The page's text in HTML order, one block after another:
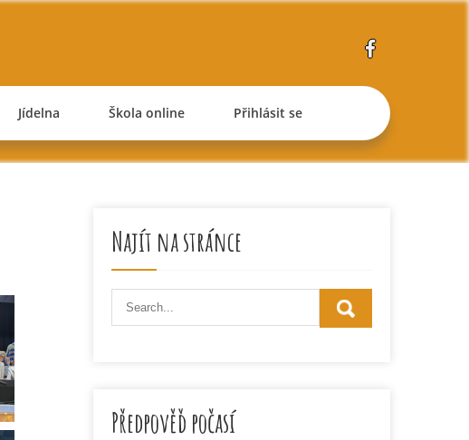
Jídelna Škola online Přihlásit se
Najít na stránce
Předpověď počasí